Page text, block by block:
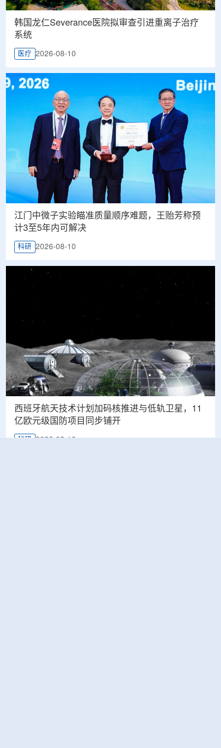
韩国龙仁Severance医院拟审查引进重离子治疗
系统
医疗 2026-08-10
江门中微子实验瞄准质量顺序难题，王贻芳称预
计3至5年内可解决
科研 2026-08-10
西班牙航天技术计划加码核推进与低轨卫星，11
亿欧元级国防项目同步铺开
科研 2026-08-10